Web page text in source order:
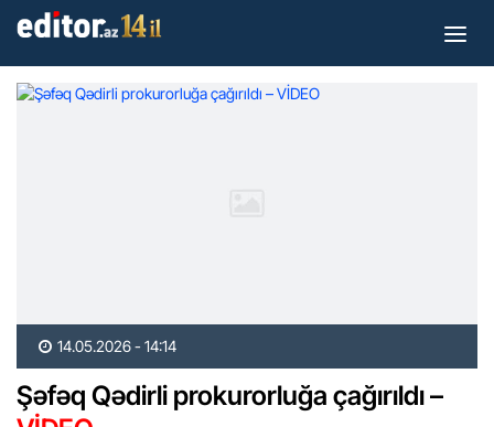
14.05.2026 - 14:14
Şəfəq Qədirli prokurorluğa çağırıldı –